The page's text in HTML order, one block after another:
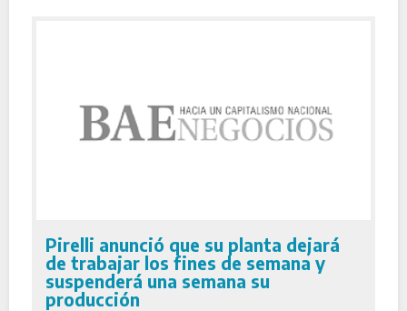
Pirelli anunció que su planta dejará
de trabajar los fines de semana y
suspenderá una semana su
producción